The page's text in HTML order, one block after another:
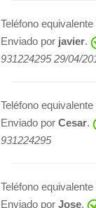
Teléfono equivalente
Enviado por javier.
931224295 29/04/
Teléfono equivalente
Enviado por Cesar.
931224295
Teléfono equivalente
Enviado por Jose.